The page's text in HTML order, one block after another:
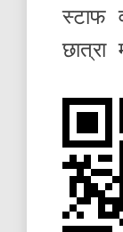
स्टाफ
छात्रा